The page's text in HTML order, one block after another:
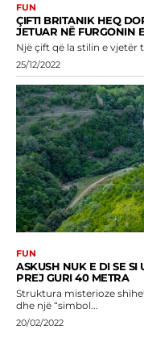
FUN
ÇIFTI BRITANIK HEQ
JETUAR NË FURGONIN
Një çift që la stilin e vjetër
25/12/2022
FUN
ASKUSH NUK E DI SE SI
PREJ GURI 40 METRA
Struktura misterioze
dhe një “simbol...
20/02/2022